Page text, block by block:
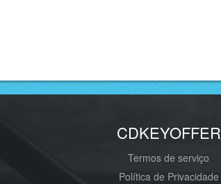
CDKEYOFFER
Termos de serviço
Política de Privacidade